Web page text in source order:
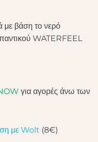
με βάση το νερό
WATERFEEL
για αγορές άνω των
με Wolt (8€)